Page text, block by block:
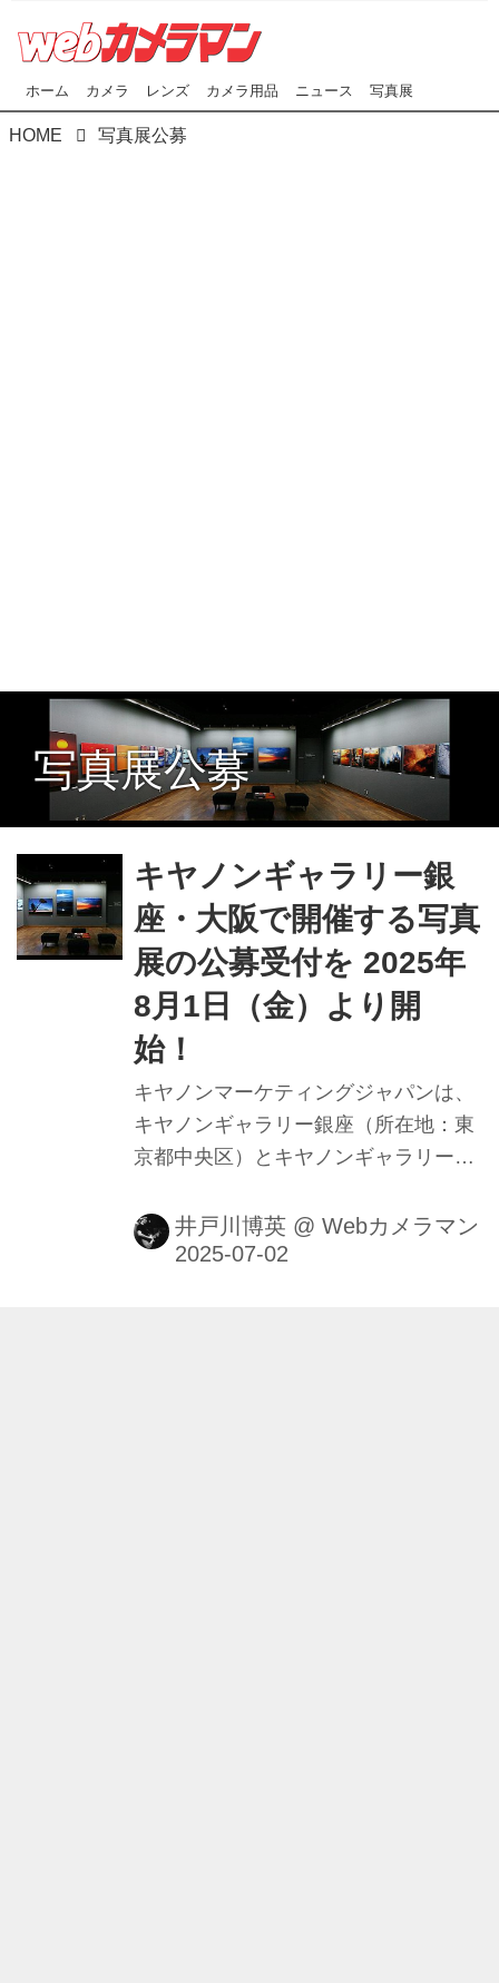
ホーム カメラ レンズ カメラ用品 ニュース 写真展
HOME 写真展公募
写真展公募
キヤノンギャラリー銀
座・大阪で開催する写真
展の公募受付を 2025年
8月1日（金）より開
始！
キヤノンマーケティングジャパンは、
キヤノンギャラリー銀座（所在地：東
京都中央区）とキヤノンギャラリー大
する写真展の公募受付を、2025年8月1
日より開始する。審査を経て開催が決
井戸川博英 @ Webカメラマン